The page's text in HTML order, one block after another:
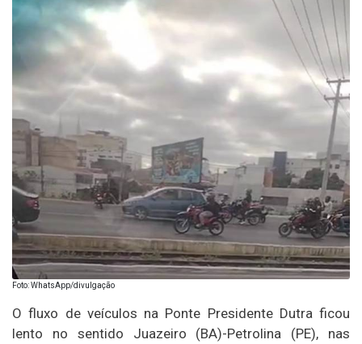
Foto: WhatsApp/divulgação
O fluxo de veículos na Ponte Presidente Dutra ficou
lento no sentido Juazeiro (BA)-Petrolina (PE), nas